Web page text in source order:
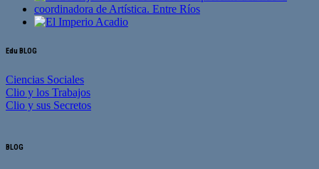
Edu BLOG
Ciencias Sociales
Clio y los Trabajos
Clio y sus Secretos
BLOG